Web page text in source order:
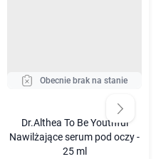
Obecnie brak na stanie
Dr.Althea To Be Youthful
Nawilżające serum pod oczy -
25 ml